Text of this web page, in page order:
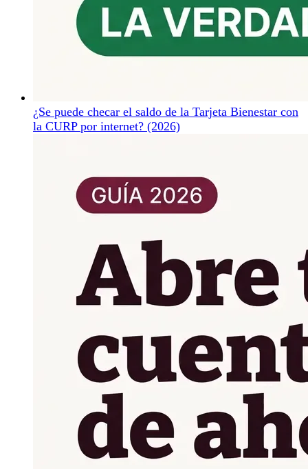
¿Se puede checar el saldo de la Tarjeta Bienestar con
la CURP por internet? (2026)